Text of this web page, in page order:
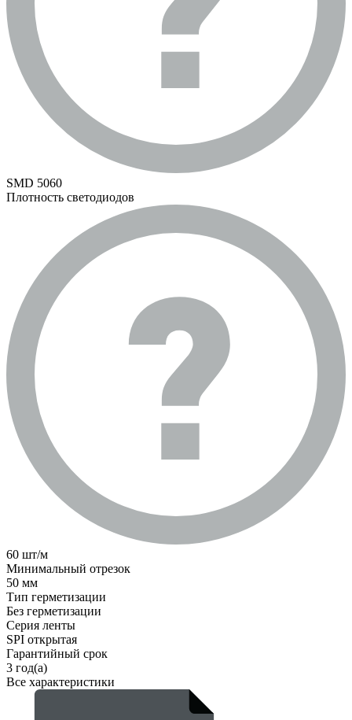
SMD 5060
Плотность светодиодов
60 шт/м
Минимальный отрезок
50 мм
Тип герметизации
Без герметизации
Серия ленты
SPI открытая
Гарантийный срок
3 год(а)
Все характеристики